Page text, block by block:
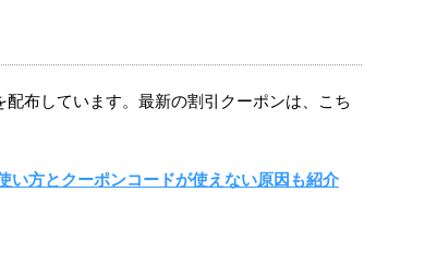
布しています。最新の割引クーポンは、こち
い方とクーポンコードが使えない原因も紹介